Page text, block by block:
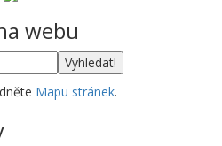
webu
Mapu stránek.